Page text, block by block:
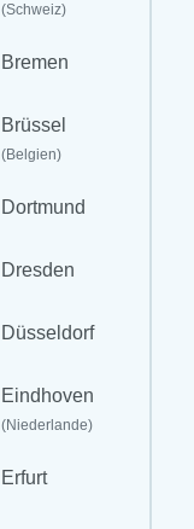
(Schweiz)
Bremen
Brüssel
(Belgien)
Dortmund
Dresden
Düsseldorf
Eindhoven
(Niederlande)
Erfurt